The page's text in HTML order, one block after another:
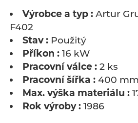
Výrobce a typ : Artur
F402
Stav : Použitý
Příkon : 16 kW
Pracovní válce : 2 ks
Pracovní šířka : 400 mm
Max. výška materiálu :
Rok výroby : 1986